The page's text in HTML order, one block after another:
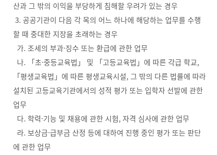
산과 그 밖의 이익을 부당하게 침해할 우려가 있는 경우
3. 공공기관이 다음 각 목의 어느 하나에 해당하는 업무를 수행
할 때 중대한 지장을 초래하는 경우
가. 조세의 부과·징수 또는 환급에 관한 업무
나. 「초·중등교육법」 및 「고등교육법」에 따른 각급 학교,
「평생교육법」에 따른 평생교육시설, 그 밖의 다른 법률에 따라
설치된 고등교육기관에서의 성적 평가 또는 입학자 선발에 관한
업무
다. 학력·기능 및 채용에 관한 시험, 자격 심사에 관한 업무
라. 보상금·급부금 산정 등에 대하여 진행 중인 평가 또는 판단
에 관한 업무